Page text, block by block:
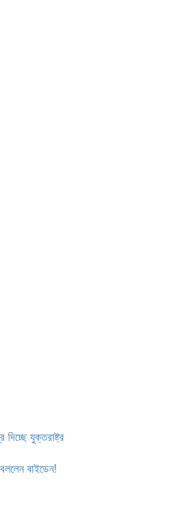
যুক্তরাষ্ট্র
বাইডেন!